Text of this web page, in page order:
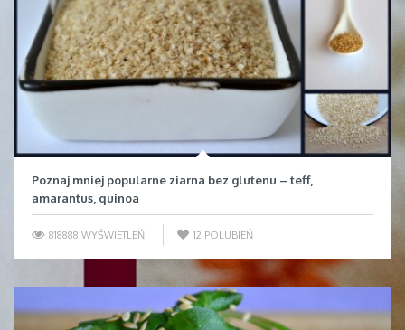
Poznaj mniej popularne ziarna bez glutenu – teff,
amarantus, quinoa
818888 WYŚWIETLEŃ 12 POLUBIEŃ